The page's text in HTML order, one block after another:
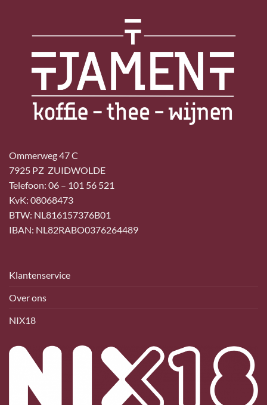
Ommerweg 47 C
7925 PZ ZUIDWOLDE
Telefoon: 06 – 101 56 521
KvK: 08068473
BTW: NL816157376B01
IBAN: NL82RABO0376264489
Klantenservice
Over ons
NIX18